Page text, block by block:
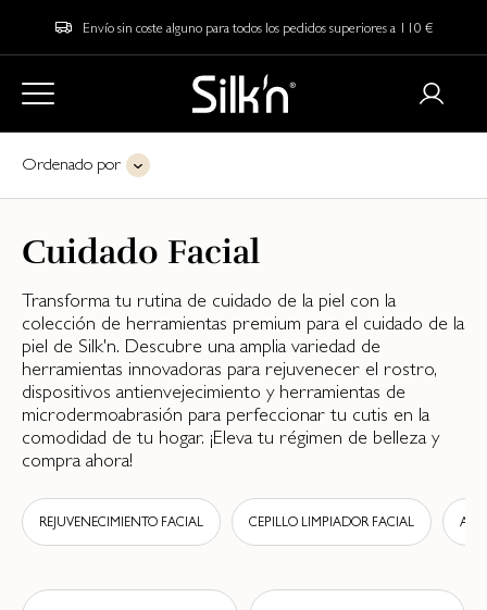
Envío sin coste alguno para todos los pedidos superiores a 110 €
Ordenado por
Cuidado Facial
Transforma tu rutina de cuidado de la piel con la
colección de herramientas premium para el cuidado de la
piel de Silk'n. Descubre una amplia variedad de
herramientas innovadoras para rejuvenecer el rostro,
dispositivos antienvejecimiento y herramientas de
microdermoabrasión para perfeccionar tu cutis en la
comodidad de tu hogar. ¡Eleva tu régimen de belleza y
compra ahora!
REJUVENECIMIENTO FACIAL CEPILLO LIMPIADOR FACIAL